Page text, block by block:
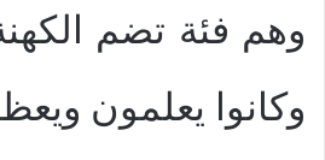
وهم فئة تضم
وكانوا يعلمون